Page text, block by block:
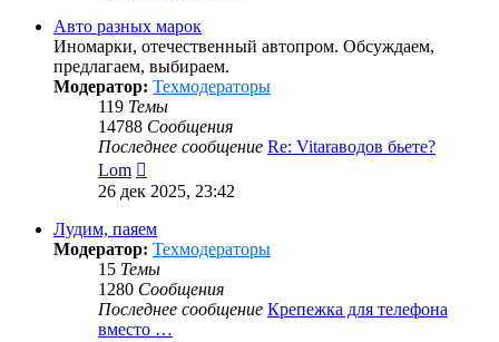
сообщению
Авто разных марок
Иномарки, отечественный автопром. Обсуждаем,
предлагаем, выбираем.
Модератор: Техмодераторы
119 Темы
14788 Сообщения
Последнее сообщение Re: Vitaraводов бьете?
Lom
к
сообщению
26 дек 2025, 23:42
Лудим, паяем
Модератор: Техмодераторы
15 Темы
1280 Сообщения
Последнее сообщение Крепежка для телефона
вместо …